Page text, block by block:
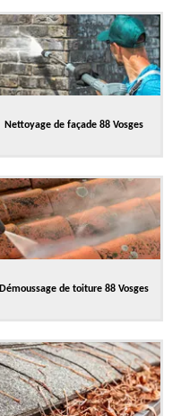
Nettoyage de façade 88 Vosges
Démoussage de toiture 88 Vosges